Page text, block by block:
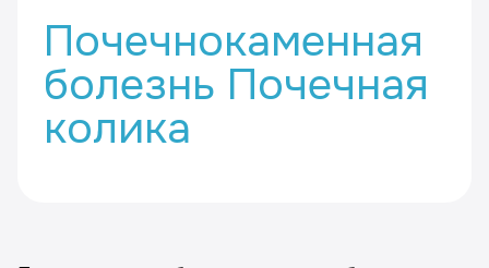
Почечнокаменная
болезнь Почечная
колика